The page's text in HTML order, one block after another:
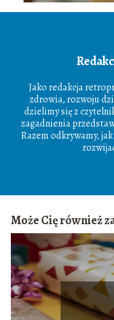
Jako redakcja
zdrowia, rozwoju
dzielimy się z
zagadnienia
Razem odkrywamy,
Może Cię również